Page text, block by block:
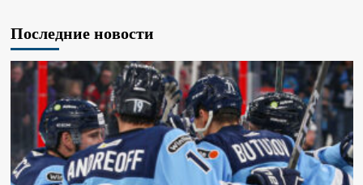
Последние новости